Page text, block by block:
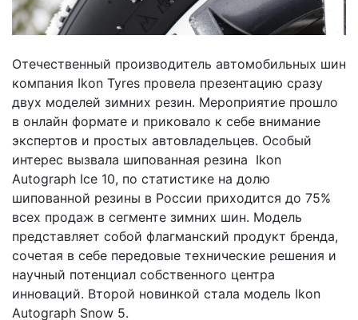
Отечественный производитель автомобильных шин
компания Ikon Tyres провела презентацию сразу
двух моделей зимних резин. Мероприятие прошло
в онлайн формате и приковало к себе внимание
экспертов и простых автовладельцев. Особый
интерес вызвала шипованная резина Ikon
Autograph Ice 10, по статистике на долю
шипованной резины в России приходится до 75%
всех продаж в сегменте зимних шин. Модель
представляет собой флагманский продукт бренда,
сочетая в себе передовые технические решения и
научный потенциал собственного центра
инноваций. Второй новинкой стала модель Ikon
Autograph Snow 5.